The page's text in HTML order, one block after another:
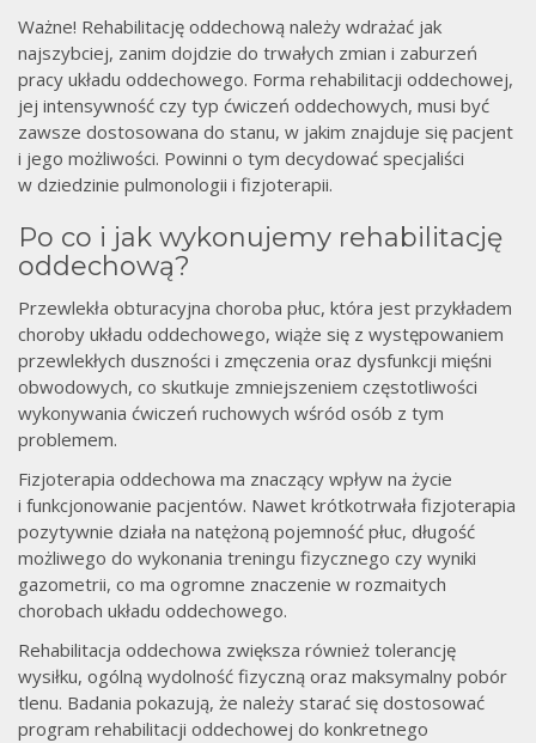
Ważne! Rehabilitację oddechową należy wdrażać jak
najszybciej, zanim dojdzie do trwałych zmian i zaburzeń
pracy układu oddechowego. Forma rehabilitacji oddechowej,
jej intensywność czy typ ćwiczeń oddechowych, musi być
zawsze dostosowana do stanu, w jakim znajduje się pacjent
i jego możliwości. Powinni o tym decydować specjaliści
w dziedzinie pulmonologii i fizjoterapii.
Po co i jak wykonujemy rehabilitację
oddechową?
Przewlekła obturacyjna choroba płuc, która jest przykładem
choroby układu oddechowego, wiąże się z występowaniem
przewlekłych duszności i zmęczenia oraz dysfunkcji mięśni
obwodowych, co skutkuje zmniejszeniem częstotliwości
wykonywania ćwiczeń ruchowych wśród osób z tym
problemem.
Fizjoterapia oddechowa ma znaczący wpływ na życie
i funkcjonowanie pacjentów. Nawet krótkotrwała fizjoterapia
pozytywnie działa na natężoną pojemność płuc, długość
możliwego do wykonania treningu fizycznego czy wyniki
gazometrii, co ma ogromne znaczenie w rozmaitych
chorobach układu oddechowego.
Rehabilitacja oddechowa zwiększa również tolerancję
wysiłku, ogólną wydolność fizyczną oraz maksymalny pobór
tlenu. Badania pokazują, że należy starać się dostosować
program rehabilitacji oddechowej do konkretnego